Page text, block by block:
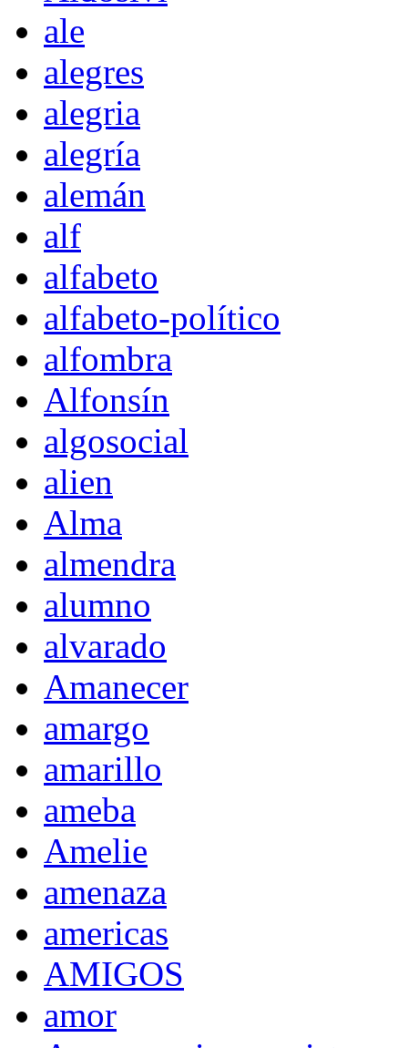
ale
alegres
alegria
alegría
alemán
alf
alfabeto
alfabeto-político
alfombra
Alfonsín
algosocial
alien
Alma
almendra
alumno
alvarado
Amanecer
amargo
amarillo
ameba
Amelie
amenaza
americas
AMIGOS
amor